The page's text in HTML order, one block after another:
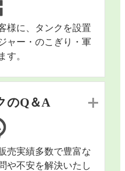
様に、タンクを設置
ャー・のこぎり・軍
す。
のQ＆A
売実績多数で豊富な
や不安を解決いたし